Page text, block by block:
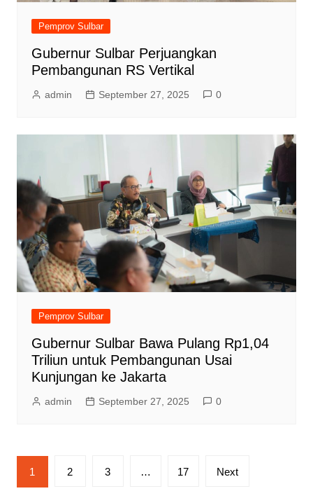
Pemprov Sulbar
Gubernur Sulbar Perjuangkan
Pembangunan RS Vertikal
admin September 27, 2025 0
Pemprov Sulbar
Gubernur Sulbar Bawa Pulang Rp1,04
Triliun untuk Pembangunan Usai
Kunjungan ke Jakarta
admin September 27, 2025 0
Paginasi
pos
1 2 3 … 17 Next